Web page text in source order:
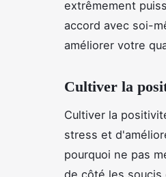
extrêmement
accord avec soi-
améliorer votre
Cultiver la
Cultiver la
stress et
pourquoi ne pas
de côté les